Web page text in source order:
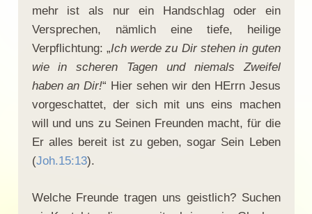
mehr ist als nur ein Handschlag oder ein
Versprechen, nämlich eine tiefe, heilige
Verpflichtung: „Ich werde zu Dir stehen in guten
wie in scheren Tagen und niemals Zweifel
haben an Dir!“ Hier sehen wir den HErrn Jesus
vorgeschattet, der sich mit uns eins machen
will und uns zu Seinen Freunden macht, für die
Er alles bereit ist zu geben, sogar Sein Leben
(Joh.15:13).
Welche Freunde tragen uns geistlich? Suchen